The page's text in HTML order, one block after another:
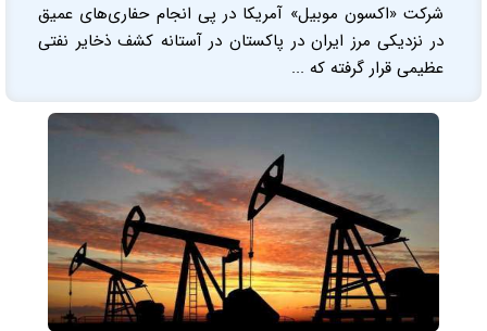
شرکت «اکسون موبیل» آمریکا در پی انجام حفاری‌های عمیق
در نزدیکی مرز ایران در پاکستان در آستانه کشف ذخایر نفتی
عظیمی قرار گرفته که ...